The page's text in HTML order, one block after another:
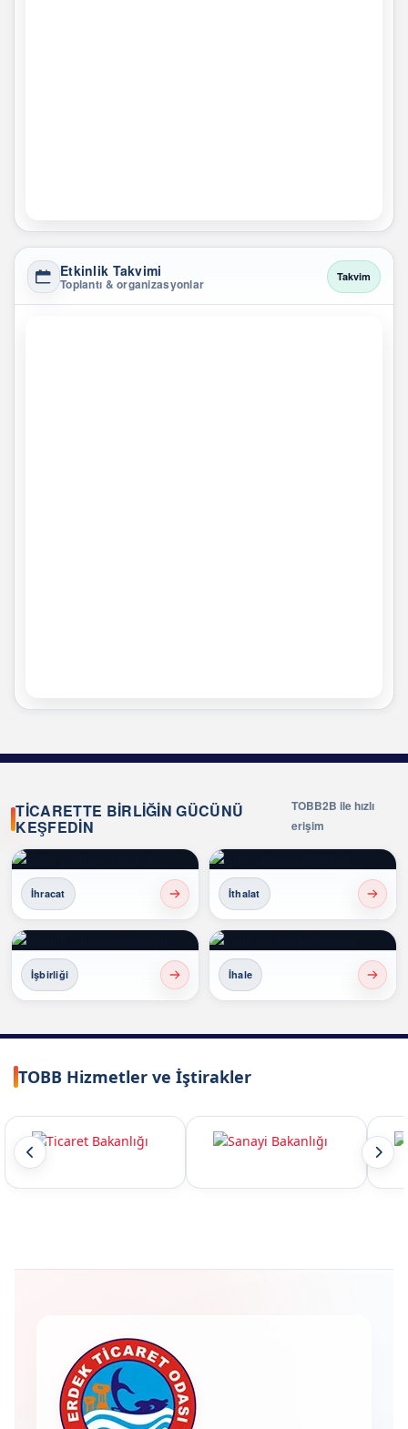
Etkinlik Takvimi
Toplantı & organizasyonlar Takvim
TİCARETTE BİRLİĞİN GÜCÜNÜ
KEŞFEDİN
TOBB2B ile hızlı
erişim
İhracat İthalat
İşbirliği İhale
TOBB Hizmetler ve İştirakler